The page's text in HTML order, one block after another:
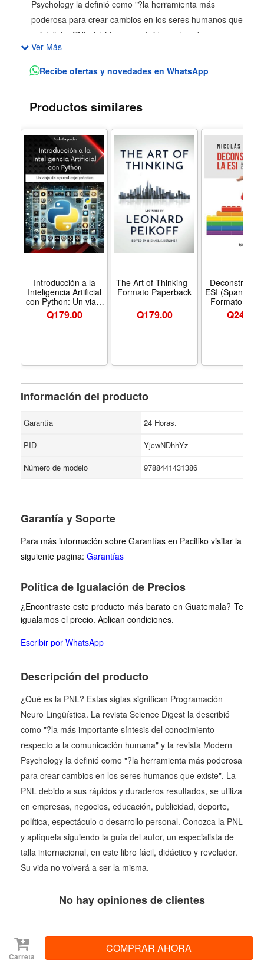
Carreta
Psychology la definió como "?la herramienta más
poderosa para crear cambios en los seres humanos que
existe". La PNL debido a sus rápidos y duraderos
resultados, se utiliza en empresas, negocios, educación,
publicidad, deporte, política, espectáculo o desarrollo
libro fácil, didáctico y revelador. Su vida no volverá a ser
la misma.
Ver Más
Recibe ofertas y novedades en WhatsApp
Productos similares
Introducción a la
Inteligencia Artificial
con Python: Un viaje
de aprendizaje
práctico (Spanish
Q179.00
The Art of Thinking -
Formato Paperback
Q179.00
ESI (Spanish
- Formato
Q249.00
Información del producto
Garantía
24 Horas.
PID
YjcwNDhhYz
Número de modelo
9788441431386
Garantía y Soporte
Para más información sobre Garantías en Pacifiko visitar la
siguiente pagina: Garantías
Política de Igualación de Precios
¿Encontraste este producto más barato en Guatemala? Te
igualamos el precio. Aplican condiciones.
Escribir por WhatsApp
Descripción del producto
¿Qué es la PNL? Estas siglas significan Programación
Neuro Lingüística. La revista Science Digest la describió
como "?la más importante síntesis del conocimiento
respecto a la comunicación humana" y la revista Modern
Psychology la definió como "?la herramienta más poderosa
para crear cambios en los seres humanos que existe". La
PNL debido a sus rápidos y duraderos resultados, se utiliza
en empresas, negocios, educación, publicidad, deporte,
política, espectáculo o desarrollo personal. Conozca la PNL
y aplíquela siguiendo la guía del autor, un especialista de
talla internacional, en este libro fácil, didáctico y revelador.
Su vida no volverá a ser la misma.
No hay opiniones de clientes